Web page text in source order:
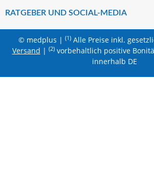
RATGEBER UND SOCIAL-MEDIA
© medplus | (1) Alle Preise inkl.
Versand | (2)vorbehaltlich positive
innerhalb DE